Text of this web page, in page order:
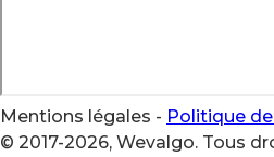
Mentions légales - Politique
© 2017-2026, Wevalgo. Tous